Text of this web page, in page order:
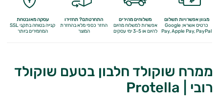
מגוון אפשרויות תשלום
כרטיס אשראי, Google
Pay,Apple Pay, PayPal
משלוחים מהירים
אפשרות למשלוח מהיום
להיום או 3-5 ימי עסקים
התחרטתם? תחזירו
החזר כספי מלאבהחזרת
המוצר
עסקה מאובטחת
קנייה בטוחה בתקני SSL
המחמירים ביותר
ממרח שוקולד חלבון בטעם שוקולד
רובי | Protella